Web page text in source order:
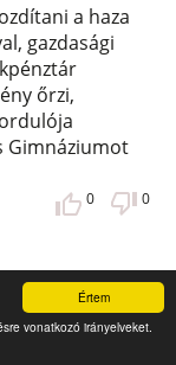
Értem
vonatkozó irányelveket.
a haza
gazdasági
őrzi,
Gimnáziumot
0 0